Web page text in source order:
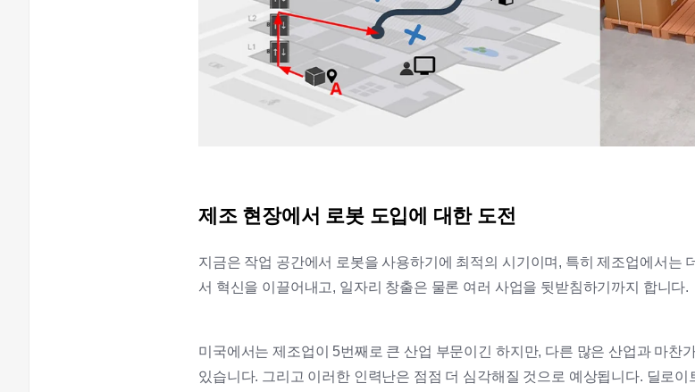
제조 현장에서 로봇 도입에 대한 도전
지금은 작업 공간에서 로봇을 사용하기에 최적의 시기이며, 특히 제조업에서는
서 혁신을 이끌어내고, 일자리 창출은 물론 여러 사업을 뒷받침하기까지 합니다.
미국에서는 제조업이 5번째로 큰 산업 부문이긴 하지만, 다른 많은 산업과 마찬
있습니다. 그리고 이러한 인력난은 점점 더 심각해질 것으로 예상됩니다. 딜로